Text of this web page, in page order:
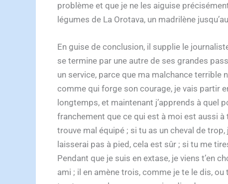
problème et que je ne les aiguise
légumes de La Orotava, un madrilène
En guise de conclusion, il supplie le
se termine par une autre de ses grandes
un service, parce que ma malchance terrible
comme qui forge son courage, je vais partir
longtemps, et maintenant j’apprends à quel
franchement que ce qui est à moi est aussi à
trouve mal équipé ; si tu as un cheval de trop,
laisserai pas à pied, cela est sûr ; si tu me
Pendant que je suis en extase, je viens t’en
ami ; il en amène trois, comme je te le dis,